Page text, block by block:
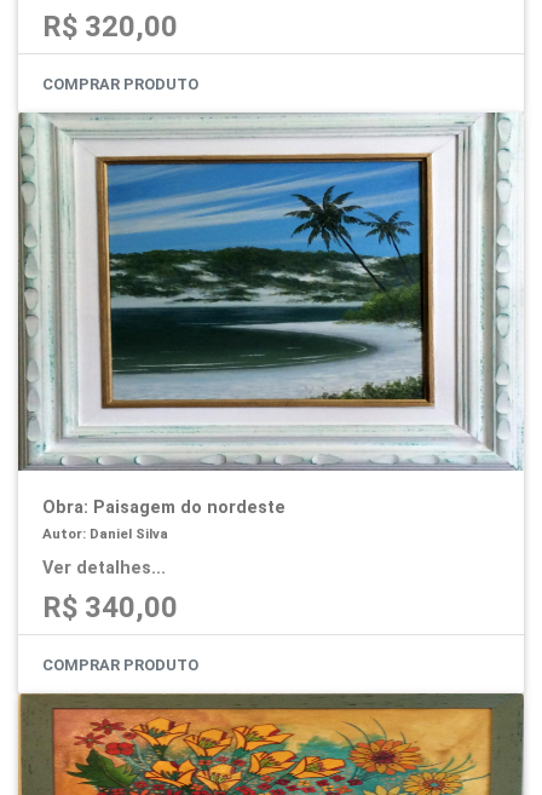
R$ 320,00
COMPRAR PRODUTO
Obra: Paisagem do nordeste
Autor: Daniel Silva
Ver detalhes...
R$ 340,00
COMPRAR PRODUTO